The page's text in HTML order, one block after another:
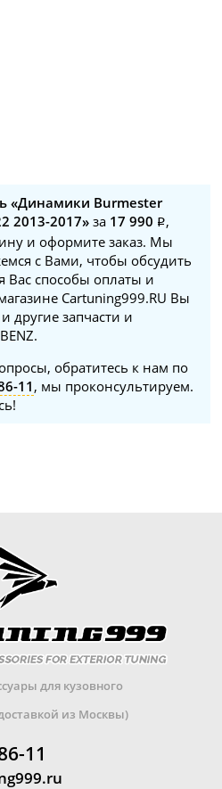
«Динамики Burmester
2013-2017» за 17 990
,
и оформите заказ. Мы
с Вами, чтобы обсудить
Вас способы оплаты и
Cartuning999.RU Вы
другие запчасти и
обратитесь к нам по
11 , мы проконсультируем.
для кузовного
из Москвы)
11